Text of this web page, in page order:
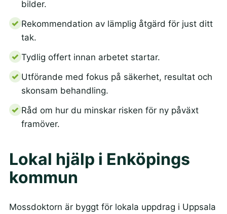
bilder.
Rekommendation av lämplig åtgärd för just ditt
tak.
Tydlig offert innan arbetet startar.
Utförande med fokus på säkerhet, resultat och
skonsam behandling.
Råd om hur du minskar risken för ny påväxt
framöver.
Lokal hjälp i Enköpings
kommun
Mossdoktorn är byggt för lokala uppdrag i Uppsala